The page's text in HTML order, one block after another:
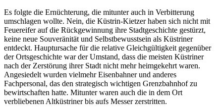
Es folgte die Ernüchterung, die mitunter auch in Verbitterung
umschlagen wollte. Nein, die Küstrin-Kietzer haben sich nicht mit
Feuereifer auf die Rückgewinnung ihre Stadtgeschichte gestürzt,
keine neue Souveränität und Selbstbewusstsein als Küstriner
entdeckt. Hauptursache für die relative Gleichgültigkeit gegenüber
der Ortsgeschichte war der Umstand, dass die meisten Küstriner
nach der Zerstörung ihrer Stadt nicht mehr heimgekehrt waren.
Angesiedelt wurden vielmehr Eisenbahner und anderes
Fachpersonal, das den strategisch wichtigen Grenzbahnhof zu
bewirtschaften hatte. Mitunter waren auch die in dem Ort
verbliebenen Altküstriner bis aufs Messer zerstritten.